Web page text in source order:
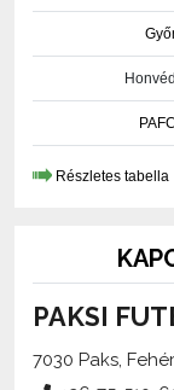
PAFC
Részletes tabella
PAKSI
7030 Paks,